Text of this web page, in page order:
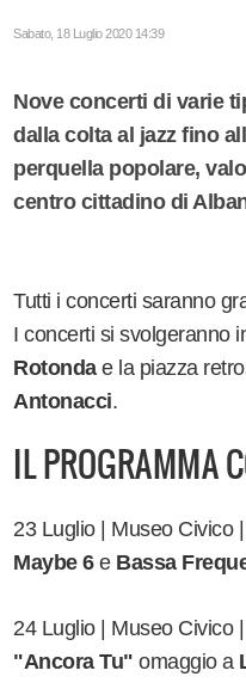
Sabato, 18 Luglio 2020 14:39
Nove concerti di varie
dalla colta al jazz fino
perquella popolare,
centro cittadino di
Tutti i concerti saranno
I concerti si svolgeranno
Rotondae la piazza
Antonacci.
IL PROGRAMMA
23 Luglio | Museo Civico
Maybe 6e Bassa
24 Luglio | Museo Civico
"Ancora Tu" omaggio a